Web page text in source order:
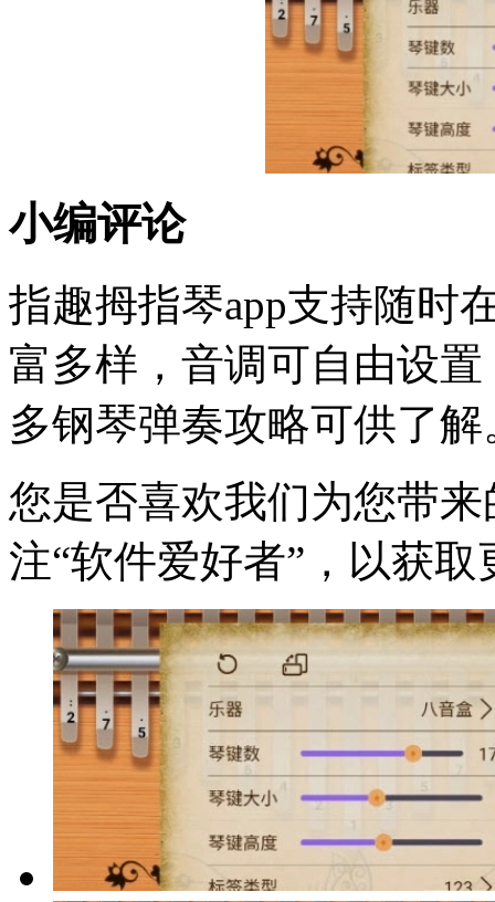
小编评论
指趣拇指琴app支持随时
富多样，音调可自由设
多钢琴弹奏攻略可供了解
您是否喜欢我们为您带
注“软件爱好者”，以获